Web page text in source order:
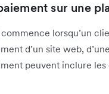
sur une
lorsqu’un
d’un site web,
peuvent inclure